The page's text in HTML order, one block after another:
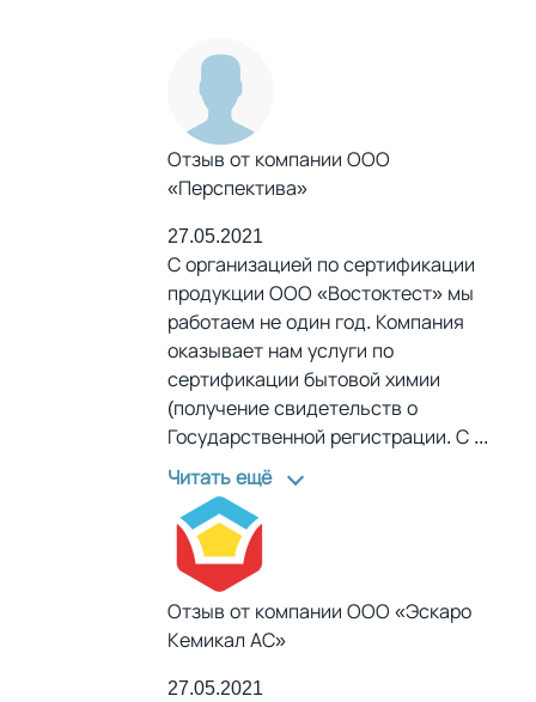
Отзыв от компании ООО
«Перспектива»
27.05.2021
С организацией по сертификации
продукции ООО «Востоктест» мы
работаем не один год. Компания
оказывает нам услуги по
сертификации бытовой химии
(получение свидетельств о
Государственной регистрации. С ...
Читать ещё
Отзыв от компании ООО «Эскаро
Кемикал АС»
27.05.2021